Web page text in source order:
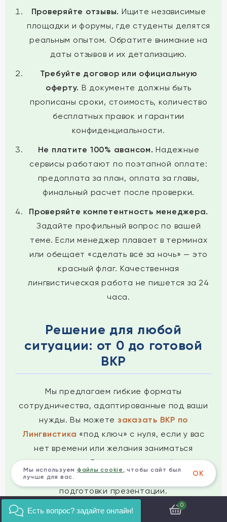
Проверяйте отзывы. Ищите независимые
площадки и форумы, где студенты делятся
реальным опытом. Обратите внимание на
даты отзывов и их детализацию.
Требуйте договор или официальную
оферту. В документе должны быть
прописаны сроки, стоимость, количество
бесплатных правок и гарантии
конфиденциальности.
Не платите 100% авансом. Надежные
сервисы работают по поэтапной оплате:
предоплата за план, оплата за главы,
финальный расчет после проверки.
Проверяйте компетентность менеджера.
Задайте профильный вопрос по вашей
теме. Если менеджер плавает в терминах
или обещает «сделать всё за ночь» — это
красный флаг. Качественная
лингвистическая работа не пишется за 24
часа.
Решение для любой
ситуации: от 0 до готовой
ВКР
Мы предлагаем гибкие форматы
сотрудничества, адаптированные под ваши
нужды. Вы можете заказать ВКР по
Лингвистика «под ключ» с нуля, если у вас
нет времени или желания заниматься
исследованием. В этом случае мы берем на
себя все этапы: от выбора темы до
подготовки презентации.
Если у вас уже есть наработки, черновик или
0
Мы используем файлы cookie , чтобы сайт был
лучше для вас.
ОК
Есть вопрос? задайте онлайн!